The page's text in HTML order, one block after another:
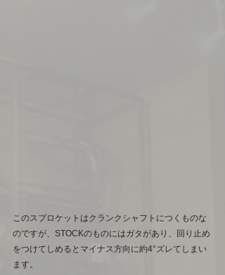
このスプロケットはクランクシャフトにつくものな
のですが、STOCKのものにはガタがあり、回り止め
をつけてしめるとマイナス方向に約4°ズレてしまい
ます。